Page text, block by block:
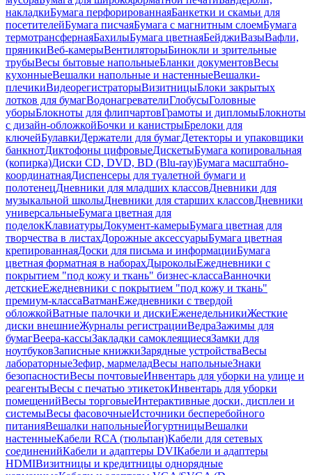
накладкиБумага перфорированнаяБанкетки и скамьи для
посетителейБумага писчаяБумага с магнитным слоемБумага
термотрансфернаяБахилыБумага цветнаяБейджиВазыВафли,
пряникиВеб-камерыВентиляторыБинокли и зрительные
трубыВесы бытовые напольныеБланки документовВесы
кухонныеВешалки напольные и настенныеВешалки-
плечикиВидеорегистраторыВизитницыБлоки закрытых
лотков для бумагВодонагревателиГлобусыГоловные
уборыБлокноты для флипчартовГрамоты и дипломыБлокноты
с дизайн-обложкойБочки и канистрыБрелоки для
ключейБулавкиДержатели для бумагДетекторы и упаковщики
банкнотДиктофоны цифровыеДискетыБумага копировальная
(копирка)Диски CD, DVD, BD (Blu-ray)Бумага масштабно-
координатнаяДиспенсеры для туалетной бумаги и
полотенецДневники для младших классовДневники для
музыкальной школыДневники для старших классовДневники
универсальныеБумага цветная для
поделокКлавиатурыДокумент-камерыБумага цветная для
творчества в листахДорожные аксессуарыБумага цветная
крепированнаяДоски для письма и информацииБумага
цветная форматная в наборахДыроколыЕжедневники с
покрытием "под кожу и ткань" бизнес-классаВанночки
детскиеЕжедневники с покрытием "под кожу и ткань"
премиум-классаВатманЕжедневники с твердой
обложкойВатные палочки и дискиЕженедельникиЖесткие
диски внешниеЖурналы регистрацииВедраЗажимы для
бумагВеера-кассыЗакладки самоклеящиесяЗамки для
ноутбуковЗаписные книжкиЗарядные устройстваВесы
лабораторныеЗефир, мармеладВесы напольныеЗнаки
безопасностиВесы почтовыеИнвентарь для уборки на улице и
реагентыВесы с печатью этикетокИнвентарь для уборки
помещенийВесы торговыеИнтерактивные доски, дисплеи и
системыВесы фасовочныеИсточники бесперебойного
питанияВешалки напольныеЙогуртницыВешалки
настенныеКабели RCA (тюльпан)Кабели для сетевых
соединенийКабели и адаптеры DVIКабели и адаптеры
HDMIВизитницы и кредитницы однорядные